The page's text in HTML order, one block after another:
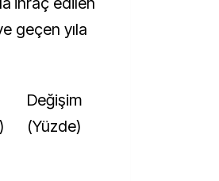
geçen yıla
Değişim
(Yüzde)